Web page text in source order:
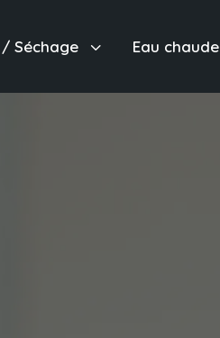
3
Séchage Eau chaude